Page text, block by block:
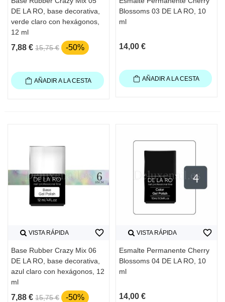
DE LA RO, base decorativa,
verde claro con hexágonos,
12 ml
7,88 € 15,75 € -50%
AÑADIR A LA CESTA
Blossoms 03 DE LA RO, 10
ml
14,00 €
AÑADIR A LA CESTA
VISTA RÁPIDA
Base Rubber Crazy Mix 06
DE LA RO, base decorativa,
azul claro con hexágonos, 12
ml
7,88 € 15,75 € -50%
favorite_border VISTA RÁPIDA
Esmalte Permanente Cherry
Blossoms 04 DE LA RO, 10
ml
14,00 €
favorite_border